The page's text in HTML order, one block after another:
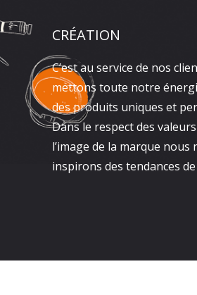
CRÉATION
C’est au service de nos
mettons toute notre
des produits uniques et
Dans le respect des
l’image de la marque nous
inspirons des tendances